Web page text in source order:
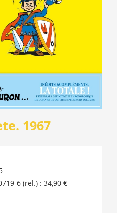
1967
6 (rel.) : 34,90 €